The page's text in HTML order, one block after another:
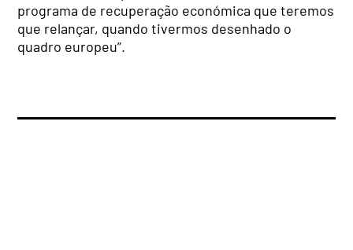
programa de recuperação económica que teremos
que relançar, quando tivermos desenhado o
quadro europeu”.